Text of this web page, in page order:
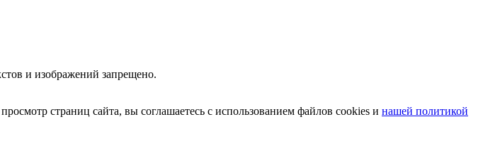
и изображений запрещено.
страниц сайта, вы соглашаетесь с использованием файлов cookies и нашей политикой